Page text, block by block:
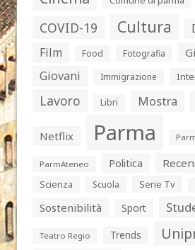
COVID-19 Cultura
Film Food Fotografia
Giovani Immigrazione
Lavoro Libri Mostra
Netflix Parma
ParmAteneo Politica
Scienza
Scuola Serie Tv
Sostenibilità Sport
Teatro Regio Trends